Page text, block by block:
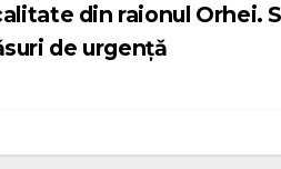
din raionul Orhei.
de urgențǎ